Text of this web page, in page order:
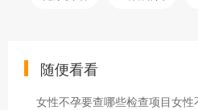
随便看看
女性不孕要查哪些检查项目女